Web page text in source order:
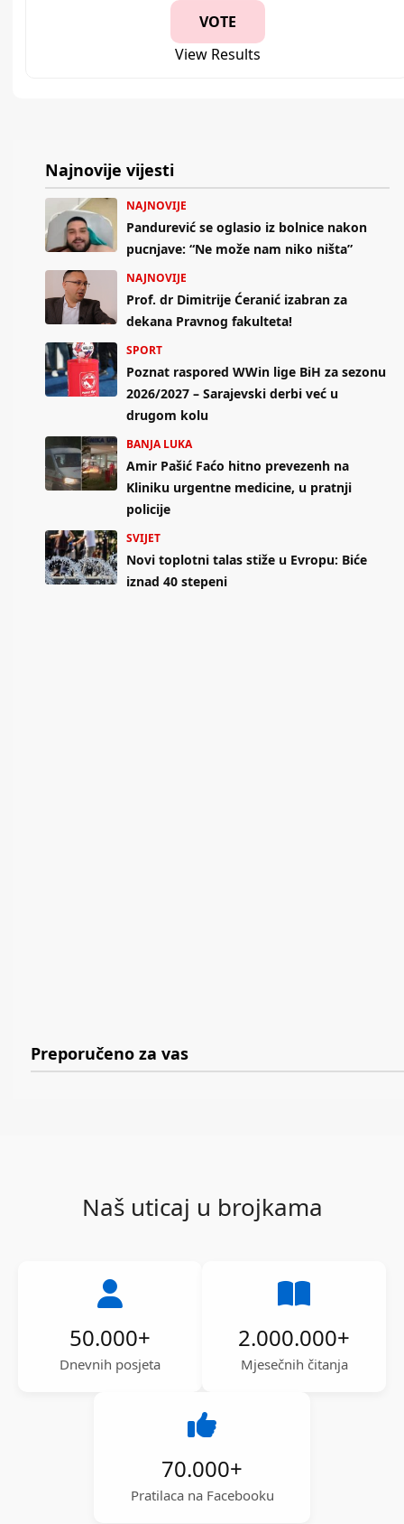
View Results
Najnovije vijesti
NAJNOVIJE
Pandurević se oglasio iz bolnice nakon
pucnjave: “Ne može nam niko ništa”
NAJNOVIJE
Prof. dr Dimitrije Ćeranić izabran za
dekana Pravnog fakulteta!
SPORT
Poznat raspored WWin lige BiH za sezonu
2026/2027 – Sarajevski derbi već u
drugom kolu
BANJA LUKA
Amir Pašić Faćo hitno prevezenh na
Kliniku urgentne medicine, u pratnji
policije
SVIJET
Novi toplotni talas stiže u Evropu: Biće
iznad 40 stepeni
Preporučeno za vas
Naš uticaj u brojkama
50.000+
Dnevnih posjeta
2.000.000+
Mjesečnih čitanja
70.000+
Pratilaca na Facebooku